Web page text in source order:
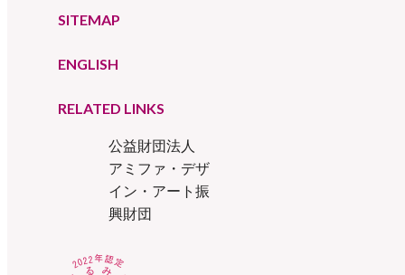
SITEMAP
ENGLISH
RELATED LINKS
公益財団法人
アミファ・デザ
イン・アート振
興財団